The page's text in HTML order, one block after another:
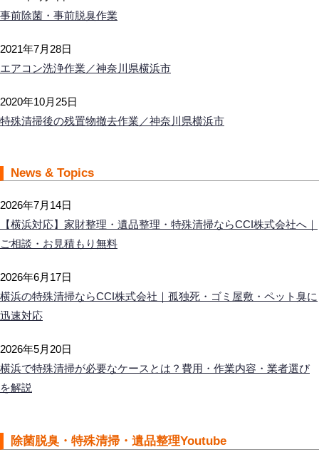
事前除菌・事前脱臭作業
2021年7月28日
エアコン洗浄作業／神奈川県横浜市
2020年10月25日
特殊清掃後の残置物撤去作業／神奈川県横浜市
News & Topics
2026年7月14日
【横浜対応】家財整理・遺品整理・特殊清掃ならCCI株式会社へ｜
ご相談・お見積もり無料
2026年6月17日
横浜の特殊清掃ならCCI株式会社｜孤独死・ゴミ屋敷・ペット臭に
迅速対応
2026年5月20日
横浜で特殊清掃が必要なケースとは？費用・作業内容・業者選び
を解説
除菌脱臭・特殊清掃・遺品整理Youtube